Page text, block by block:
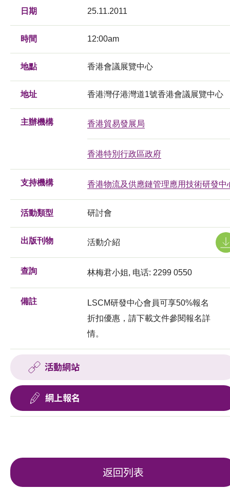
日期 25.11.2011
時間 12:00am
地點 香港會議展覽中心
地址 香港灣仔港灣道1號香港會議展覽中心
主辦機構 香港貿易發展局
香港特別行政區政府
支持機構 香港物流及供應鏈管理應用技術研發中
活動類型 研討會
出版刊物 活動介紹
查詢 林梅君小姐, 电话: 2299 0550
備註
LSCM研發中心會員可享50%報名
折扣優惠，請下載文件參閱報名詳
情。
活動網站
網上報名
返回列表